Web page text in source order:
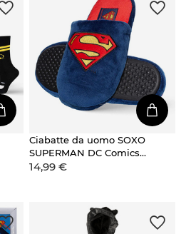
Ciabatte da uomo SOXO
SUPERMAN DC Comics
con suola rigida in TPR
14,99 €